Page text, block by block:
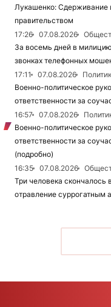
Лукашенко: Сдерживание
правительством
17:26
07.08.2026
За восемь дней в
звонках телефонных
17:11
07.08.2026
Военно-политическое
ответственности за
16:57
07.08.2026
Военно-политическое
ответственности за
(подробно)
16:35
07.08.2026
Три человека
отравление суррогатным